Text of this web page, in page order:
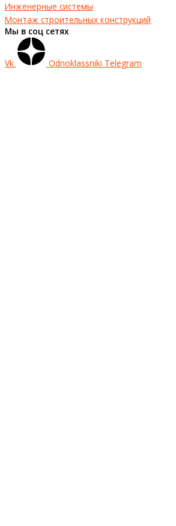
Инженерные системы
Монтаж строительных конструкций
Мы в соц сетях
Vk Odnoklassniki Telegram